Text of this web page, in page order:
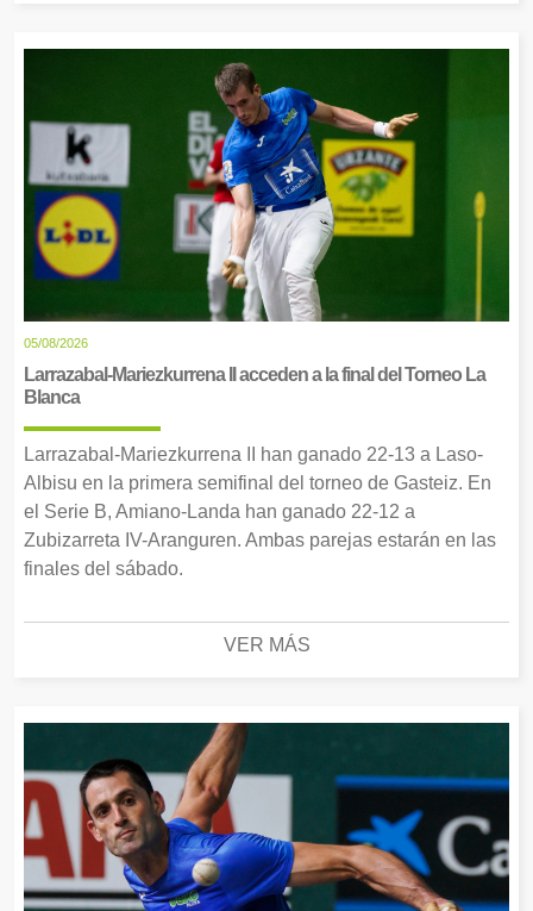
05/08/2026
Larrazabal-Mariezkurrena II acceden a la final del Torneo La
Blanca
Larrazabal-Mariezkurrena II han ganado 22-13 a Laso-
Albisu en la primera semifinal del torneo de Gasteiz. En
el Serie B, Amiano-Landa han ganado 22-12 a
Zubizarreta IV-Aranguren. Ambas parejas estarán en las
finales del sábado.
VER MÁS